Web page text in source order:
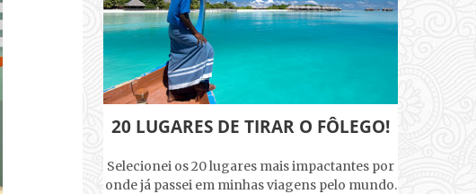
20 LUGARES DE TIRAR O FÔLEGO!
Selecionei os 20 lugares mais impactantes por
onde já passei em minhas viagens pelo mundo.